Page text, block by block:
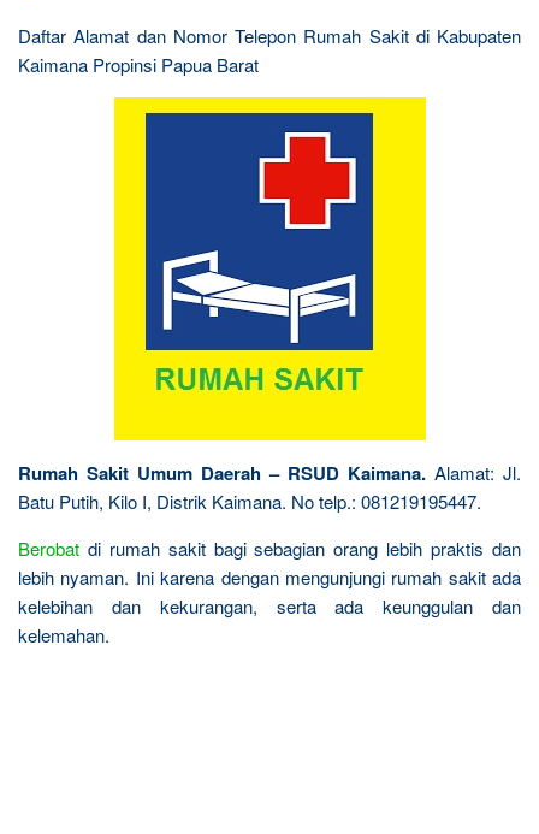
Daftar Alamat dan Nomor Telepon Rumah Sakit di Kabupaten
Kaimana Propinsi Papua Barat
Rumah Sakit Umum Daerah – RSUD Kaimana. Alamat: Jl.
Batu Putih, Kilo I, Distrik Kaimana. No telp.: 081219195447.
Berobat di rumah sakit bagi sebagian orang lebih praktis dan
lebih nyaman. Ini karena dengan mengunjungi rumah sakit ada
kelebihan dan kekurangan, serta ada keunggulan dan
kelemahan.